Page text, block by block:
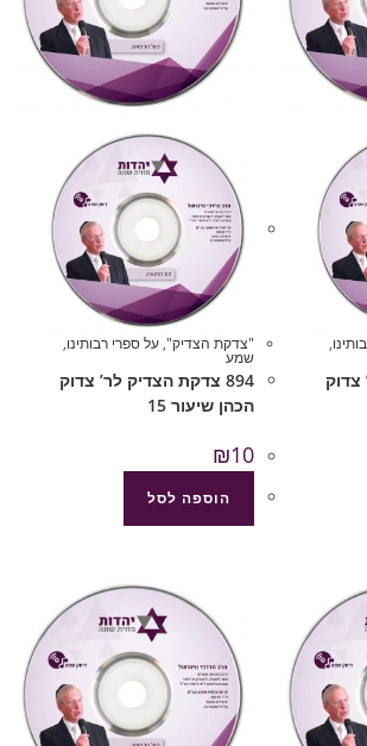
,
צדוק
"צדקת הצדיק",על ספרי רבותינו,
שמע
894 צדקת הצדיק לר’ צדוק
הכהן שיעור 15
₪10
הוספה לסל